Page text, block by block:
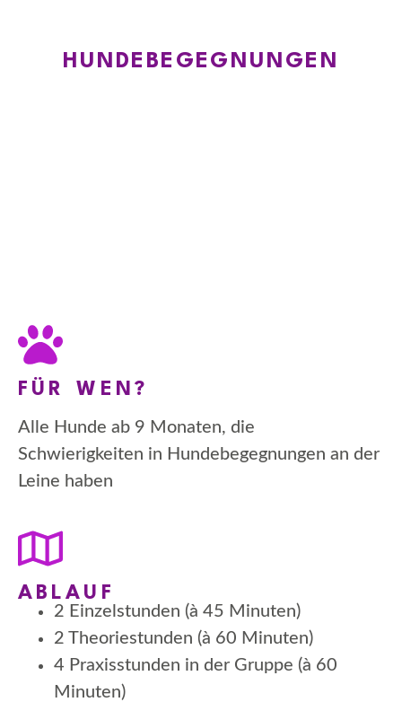
HUNDEBEGEGNUNGEN
FÜR WEN?
Alle Hunde ab 9 Monaten, die
Schwierigkeiten in Hundebegegnungen an der
Leine haben
ABLAUF
2 Einzelstunden (à 45 Minuten)
2 Theoriestunden (à 60 Minuten)
4 Praxisstunden in der Gruppe (à 60
Minuten)